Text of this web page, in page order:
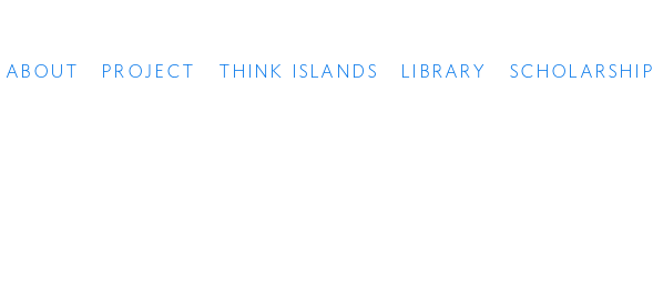
ABOUT PROJECT THINK ISLANDS LIBRARY SCHOLARSHIP